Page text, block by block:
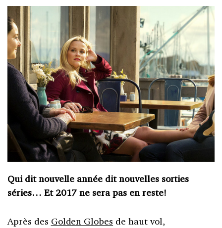
Qui dit nouvelle année dit nouvelles sorties
séries… Et 2017 ne sera pas en reste!
Après des Golden Globes de haut vol,